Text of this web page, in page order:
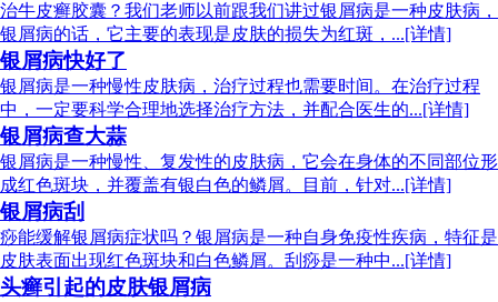
治牛皮癣胶囊？我们老师以前跟我们讲过银屑病是一种皮肤病，
银屑病的话，它主要的表现是皮肤的损失为红斑，...[详情]
银屑病快好了
银屑病是一种慢性皮肤病，治疗过程也需要时间。在治疗过程
中，一定要科学合理地选择治疗方法，并配合医生的...[详情]
银屑病查大蒜
银屑病是一种慢性、复发性的皮肤病，它会在身体的不同部位形
成红色斑块，并覆盖有银白色的鳞屑。目前，针对...[详情]
银屑病刮
痧能缓解银屑病症状吗？银屑病是一种自身免疫性疾病，特征是
皮肤表面出现红色斑块和白色鳞屑。刮痧是一种中...[详情]
头癣引起的皮肤银屑病